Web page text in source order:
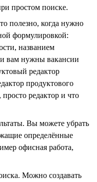
простом поиске.
полезно, когда нужно
формулировкой:
названием
вам нужны вакансии
редактор
продуктового
просто редактор и что
Вы можете убрать
определённые
офисная работа,
Можно создавать